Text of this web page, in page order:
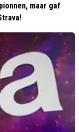
maar gaf